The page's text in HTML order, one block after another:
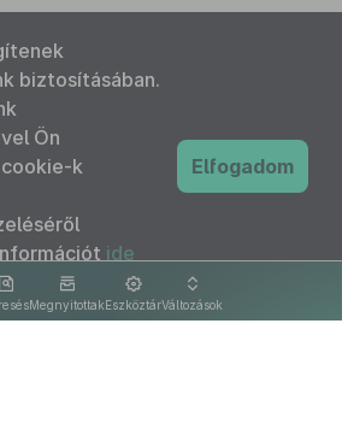
MegnyitottakEszköztárVáltozások
biztosításában.
Ön
k
ide
Elfogadom